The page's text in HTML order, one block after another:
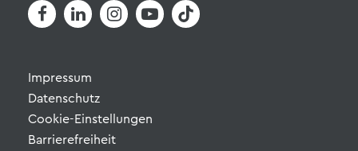
Impressum
Datenschutz
Cookie-Einstellungen
Barrierefreiheit